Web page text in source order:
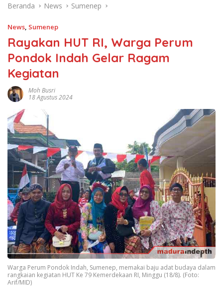
Beranda News Sumenep
News, Sumenep
Rayakan HUT RI, Warga Perum
Pondok Indah Gelar Ragam
Kegiatan
Moh Busri
18 Agustus 2024
Warga Perum Pondok Indah, Sumenep, memakai baju adat budaya dalam
rangkaian kegiatan HUT Ke 79 Kemerdekaan RI, Minggu (18/8). (Foto:
Arif/MID)